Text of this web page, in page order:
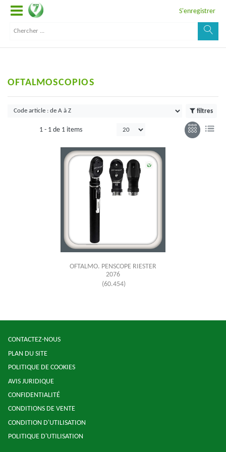
S'enregistrer
OFTALMOSCOPIOS
filtres
1 - 1 de 1 items
OFTALMO. PENSCOPE RIESTER
2076
(60.454)
CONTACTEZ-NOUS
PLAN DU SITE
POLITIQUE DE COOKIES
AVIS JURIDIQUE
CONFIDENTIALITÉ
CONDITIONS DE VENTE
CONDITION D'UTILISATION
POLITIQUE D'UTILISATION